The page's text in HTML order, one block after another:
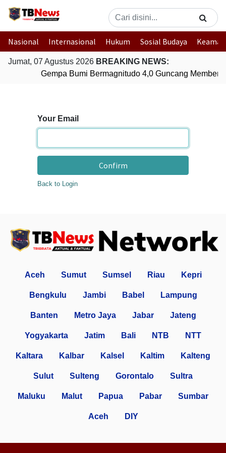
Nasional Internasional Hukum Sosial Budaya
Jumat, 07 Agustus 2026 BREAKING NEWS:
Gempa Bumi Bermagnitudo 4,0 Guncang
Your Email
Confirm
Back to Login
Aceh Sumut Sumsel Riau Kepri
Bengkulu Jambi Babel Lampung
Banten Metro Jaya Jabar Jateng
Yogyakarta Jatim Bali NTB NTT
Kaltara Kalbar Kalsel Kaltim Kalteng
Sulut Sulteng Gorontalo Sultra
Maluku Malut Papua Pabar Sumbar
Aceh DIY